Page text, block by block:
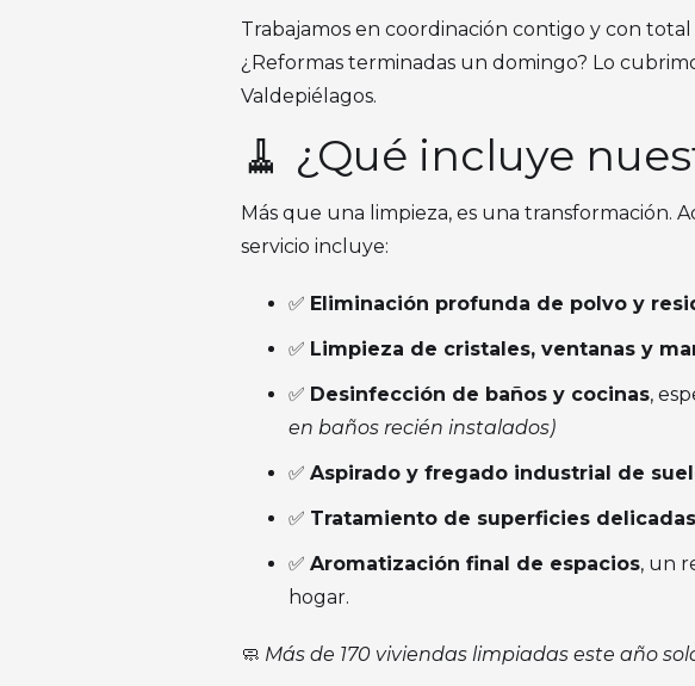
Trabajamos en coordinación contigo y con
¿Reformas terminadas un domingo? Lo
Valdepiélagos.
🧹 ¿Qué incluye
Más que una limpieza, es una transformación.
servicio incluye:
✅ Eliminación profunda de polvo y
✅ Limpieza de cristales, ventanas y
✅ Desinfección de baños y cocinas,
en baños recién instalados)
✅ Aspirado y fregado industrial de
✅ Tratamiento de superficies delicadas
✅ Aromatización final de espacios, un
hogar.
🧼 Más de 170 viviendas limpiadas este año